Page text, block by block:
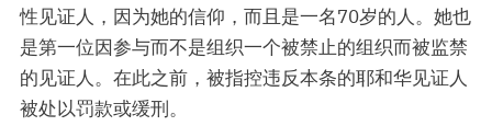
性见证人，因为她的信仰，而且是一名70岁的人。她也
是第一位因参与而不是组织一个被禁止的组织而被监禁
的见证人。在此之前，被指控违反本条的耶和华见证人
被处以罚款或缓刑。